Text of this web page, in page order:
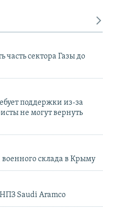
часть сектора Газы до
поддержки из-за
не могут вернуть
склада в Крыму
Saudi Aramco